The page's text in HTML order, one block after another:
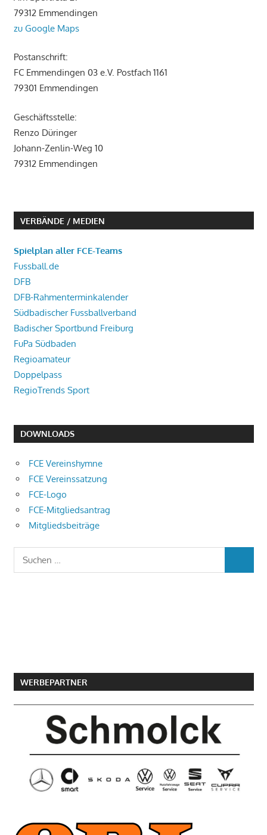
79312 Emmendingen
zu Google Maps
Postanschrift:
FC Emmendingen 03 e.V. Postfach 1161
79301 Emmendingen
Geschäftsstelle:
Renzo Düringer
Johann-Zenlin-Weg 10
79312 Emmendingen
VERBÄNDE / MEDIEN
Spielplan aller FCE-Teams
Fussball.de
DFB
DFB-Rahmenterminkalender
Südbadischer Fussballverband
Badischer Sportbund Freiburg
FuPa Südbaden
Regioamateur
Doppelpass
RegioTrends Sport
DOWNLOADS
FCE Vereinshymne
FCE Vereinssatzung
FCE-Logo
FCE-Mitgliedsantrag
Mitgliedsbeiträge
Suchen
nach:
WERBEPARTNER